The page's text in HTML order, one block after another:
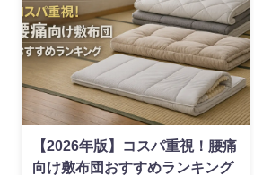
【2026年版】コスパ重視！腰痛
向け敷布団おすすめランキング